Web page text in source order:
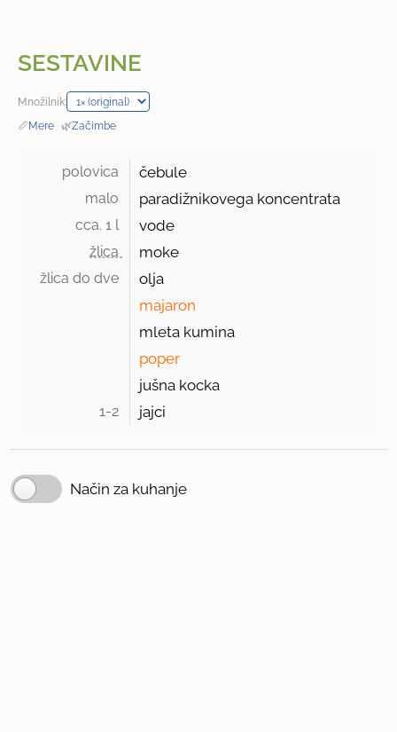
SESTAVINE
Množilnik:
📏Mere · 🌿Začimbe
polovica čebule
malo paradižnikovega koncentrata
cca. 1 l vode
žlica moke
žlica do dve
olja
majaron
mleta kumina
poper
jušna kocka
1-2 jajci
Način za kuhanje